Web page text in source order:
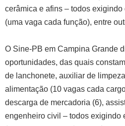
cerâmica e afins – todos
(uma vaga cada função), entre
O Sine-PB em Campina Grande
oportunidades, das quais
de lanchonete, auxiliar de
alimentação (10 vagas cada
descarga de mercadoria (6),
engenheiro civil – todos exigindo